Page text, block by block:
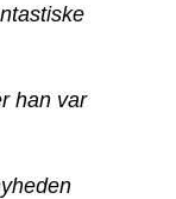
han var